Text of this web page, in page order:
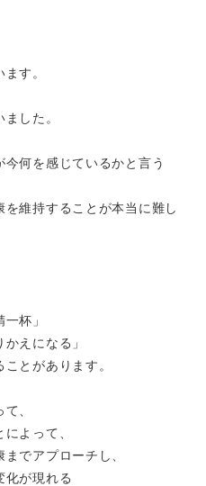
す。
した。
何を感じているかと言う
を維持することが本当に難し
杯」
えになる」
とがあります。
、
よって、
でアプローチし、
化が現れる